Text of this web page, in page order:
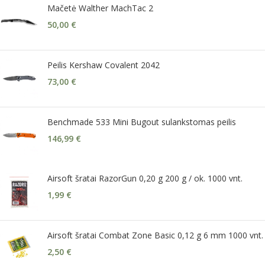
Mačetė Walther MachTac 2
50,00 €
Peilis Kershaw Covalent 2042
73,00 €
Benchmade 533 Mini Bugout sulankstomas peilis
146,99 €
Airsoft šratai RazorGun 0,20 g 200 g / ok. 1000 vnt.
1,99 €
Airsoft šratai Combat Zone Basic 0,12 g 6 mm 1000 vnt.
2,50 €